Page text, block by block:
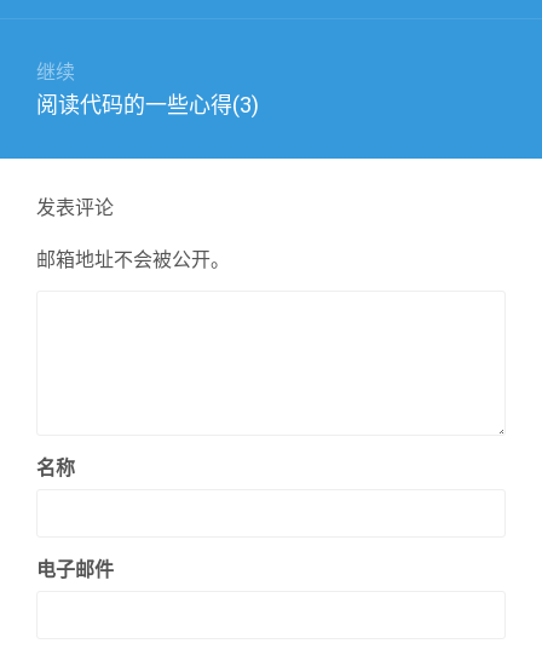
章：
继续
下
文
章：
阅读代码的一些心得(3)
发表评论
邮箱地址不会被公开。
名称
电子邮件